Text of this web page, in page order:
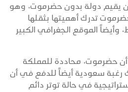
أن يقيم دولة بدون حضرموت، وهو
تدرك أهميتها بثقلها
وأيضاً الموقع الجغرافي الكبير
أن حضرموت، محاددة للمملكة
رغبة سعودية أيضاً للدفع في أن
في حالة توتر دائم